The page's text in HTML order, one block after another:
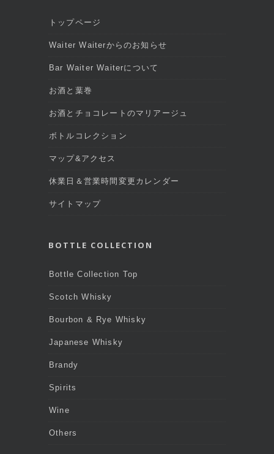
トップページ
Waiter Waiterからのお知らせ
Bar Waiter Waiterについて
お酒と葉巻
お酒とチョコレートのマリアージュ
ボトルコレクション
マップ&アクセス
休業日＆営業時間変更カレンダー
サイトマップ
BOTTLE COLLECTION
Bottle Collection Top
Scotch Whisky
Bourbon & Rye Whisky
Japanese Whisky
Brandy
Spirits
Wine
Others